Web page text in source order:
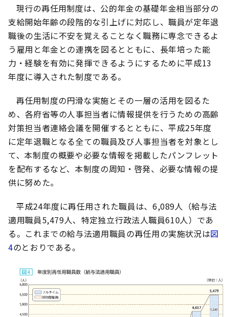
現行の再任用制度は、公的年金の基礎年金相当部分の
支給開始年齢の段階的な引上げに対応し、職員が定年退
職後の生活に不安を覚えることなく職務に専念できるよ
う雇用と年金との連携を図るとともに、長年培った能
力・経験を有効に発揮できるようにするために平成13
年度に導入された制度である。
再任用制度の円滑な実施とその一層の活用を図るた
め、各府省等の人事担当者に情報提供を行うための高齢
対策担当者連絡会議を開催するとともに、平成25年度
に定年退職となる全ての職員及び人事担当者を対象とし
て、本制度の概要や必要な情報を掲載したパンフレット
を配布するなど、本制度の周知・啓発、必要な情報の提
供に努めた。
平成24年度に再任用された職員は、6,089人（給与法
適用職員5,479人、特定独立行政法人職員610人）であ
る。これまでの給与法適用職員の再任用の実施状況は図
4のとおりである。